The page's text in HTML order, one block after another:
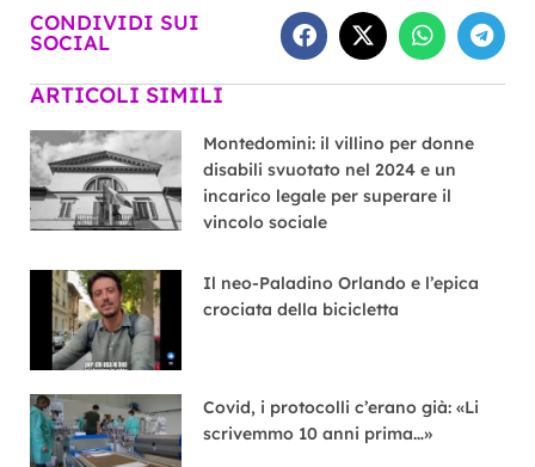
CONDIVIDI SUI
SOCIAL
ARTICOLI SIMILI
Montedomini: il villino per donne
disabili svuotato nel 2024 e un
incarico legale per superare il
vincolo sociale
Il neo-Paladino Orlando e l’epica
crociata della bicicletta
Covid, i protocolli c’erano già: «Li
scrivemmo 10 anni prima…»